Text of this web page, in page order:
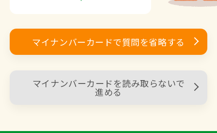
マイナンバーカードで質問を省略する
マイナンバーカードを読み取らないで
進める